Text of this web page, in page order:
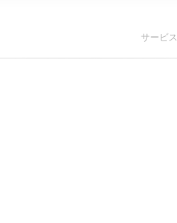
サービス